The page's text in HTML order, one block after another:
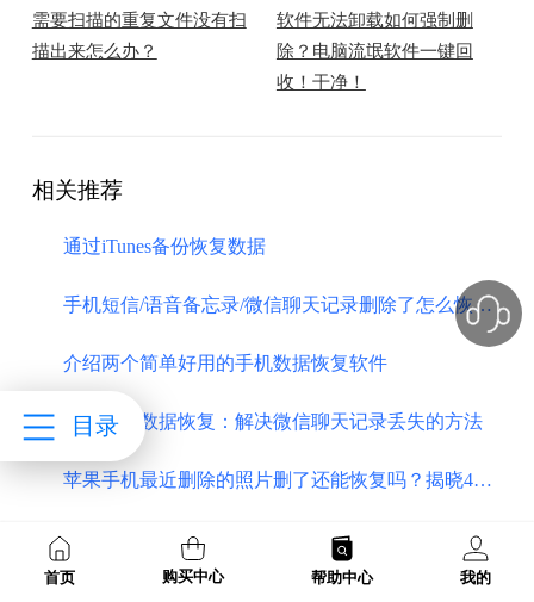
目录
需要扫描的重复文件没有扫
描出来怎么办？
软件无法卸载如何强制删
除？电脑流氓软件一键回
收！干净！
相关推荐
通过iTunes备份恢复数据
手机短信/语音备忘录/微信聊天记录删除了怎么恢复？全程图片指引无废话！
介绍两个简单好用的手机数据恢复软件
手机微信数据恢复：解决微信聊天记录丢失的方法
苹果手机最近删除的照片删了还能恢复吗？揭晓4个方法
itunes怎么恢复iphone？完全解决方案揭秘
首页 购买中心 帮助中心 我的